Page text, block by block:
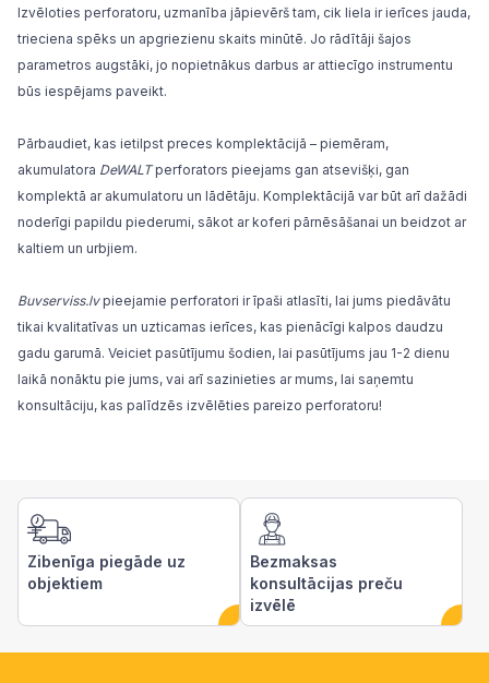
Izvēloties perforatoru, uzmanība jāpievērš tam, cik liela ir ierīces jauda,
trieciena spēks un apgriezienu skaits minūtē. Jo rādītāji šajos
parametros augstāki, jo nopietnākus darbus ar attiecīgo instrumentu
būs iespējams paveikt.
Pārbaudiet, kas ietilpst preces komplektācijā – piemēram,
akumulatora DeWALTperforators pieejams gan atsevišķi, gan
komplektā ar akumulatoru un lādētāju. Komplektācijā var būt arī dažādi
noderīgi papildu piederumi, sākot ar koferi pārnēsāšanai un beidzot ar
kaltiem un urbjiem.
Buvserviss.lvpieejamie perforatori ir īpaši atlasīti, lai jums piedāvātu
tikai kvalitatīvas un uzticamas ierīces, kas pienācīgi kalpos daudzu
gadu garumā. Veiciet pasūtījumu šodien, lai pasūtījums jau 1-2 dienu
laikā nonāktu pie jums, vai arī sazinieties ar mums, lai saņemtu
konsultāciju, kas palīdzēs izvēlēties pareizo perforatoru!
Zibenīga piegāde uz
objektiem
Bezmaksas
konsultācijas preču
izvēlē